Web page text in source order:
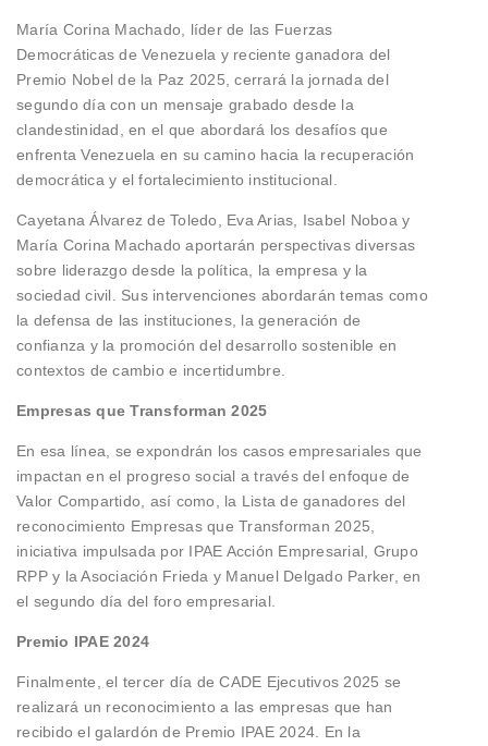
María Corina Machado, líder de las Fuerzas
Democráticas de Venezuela y reciente ganadora del
Premio Nobel de la Paz 2025, cerrará la jornada del
segundo día con un mensaje grabado desde la
clandestinidad, en el que abordará los desafíos que
enfrenta Venezuela en su camino hacia la recuperación
democrática y el fortalecimiento institucional.
Cayetana Álvarez de Toledo, Eva Arias, Isabel Noboa y
María Corina Machado aportarán perspectivas diversas
sobre liderazgo desde la política, la empresa y la
sociedad civil. Sus intervenciones abordarán temas como
la defensa de las instituciones, la generación de
confianza y la promoción del desarrollo sostenible en
contextos de cambio e incertidumbre.
Empresas que Transforman 2025
En esa línea, se expondrán los casos empresariales que
impactan en el progreso social a través del enfoque de
Valor Compartido, así como, la Lista de ganadores del
reconocimiento Empresas que Transforman 2025,
iniciativa impulsada por IPAE Acción Empresarial, Grupo
RPP y la Asociación Frieda y Manuel Delgado Parker, en
el segundo día del foro empresarial.
Premio IPAE 2024
Finalmente, el tercer día de CADE Ejecutivos 2025 se
realizará un reconocimiento a las empresas que han
recibido el galardón de Premio IPAE 2024. En la